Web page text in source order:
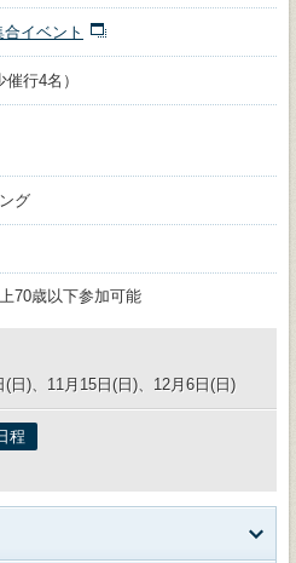
イベント
行4名）
グ
70歳以下参加可能
日)、11月15日(日)、12月6日(日)
程